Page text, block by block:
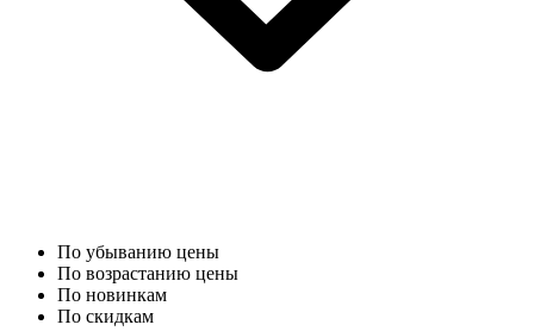
По убыванию цены
По возрастанию цены
По новинкам
По скидкам